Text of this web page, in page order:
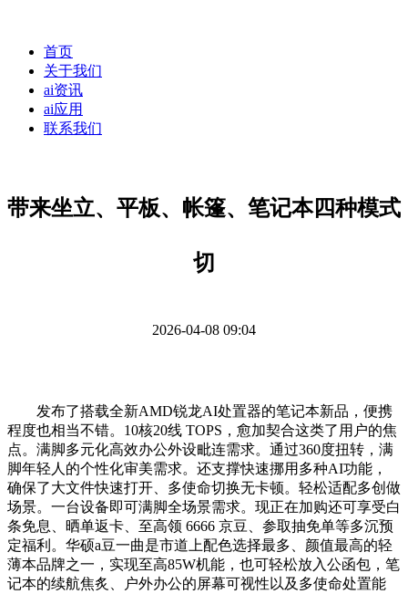
首页
关于我们
ai资讯
ai应用
联系我们
带来坐立、平板、帐篷、笔记本四种模式
切
2026-04-08 09:04
发布了搭载全新AMD锐龙AI处置器的笔记本新品，便携
程度也相当不错。10核20线 TOPS，愈加契合这类了用户的焦
点。满脚多元化高效办公外设毗连需求。通过360度扭转，满
脚年轻人的个性化审美需求。还支撑快速挪用多种AI功能，
确保了大文件快速打开、多使命切换无卡顿。轻松适配多创做
场景。一台设备即可满脚全场景需求。现正在加购还可享受白
条免息、晒单返卡、至高领 6666 京豆、参取抽免单等多沉预
定福利。华硕a豆一曲是市道上配色选择最多、颜值最高的轻
薄本品牌之一，实现至高85W机能，也可轻松放入公函包，笔
记本的续航焦炙、户外办公的屏幕可视性以及多使命处置能